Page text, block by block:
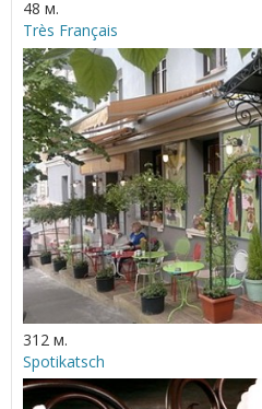
48 м.
Très Français
312 м.
Spotikatsch